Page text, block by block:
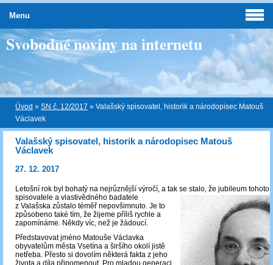
Svobodné noviny na internetu
Úvod » SN č. 12/2017 » Valašský spisovatel, historik a národopisec Matouš
Václavek
Valašský spisovatel, historik a národopisec Matouš
Václavek
27. 12. 2017
Letošní rok byl bohatý na nejrůznější výročí, a tak se stalo, že jubileum tohoto
spisovatele a vlastivědného badatele
z Valašska zůstalo téměř nepovšimnuto. Je to
způsobeno také tím, že žijeme příliš rychle a
zapomínáme. Někdy víc, než je žádoucí.
Představovat jméno Matouše Václavka
obyvatelům města Vsetína a širšího okolí jistě
netřeba. Přesto si dovolím některá fakta z jeho
Menu